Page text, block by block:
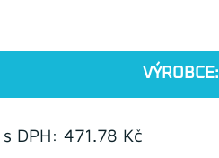
VÝROBCE:
s DPH: 471.78 Kč